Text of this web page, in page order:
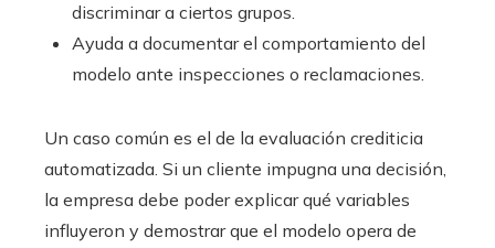
discriminar a ciertos grupos.
Ayuda a documentar el comportamiento del
modelo ante inspecciones o reclamaciones.
Un caso común es el de la evaluación crediticia
automatizada. Si un cliente impugna una decisión,
la empresa debe poder explicar qué variables
influyeron y demostrar que el modelo opera de